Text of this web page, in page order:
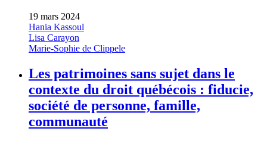
19 mars 2024
Hania Kassoul
Lisa Carayon
Marie-Sophie de Clippele
Les patrimoines sans sujet dans le
contexte du droit québécois : fiducie,
société de personne, famille,
communauté